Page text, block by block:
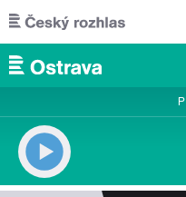
Přejít k hlavnímu obsahu